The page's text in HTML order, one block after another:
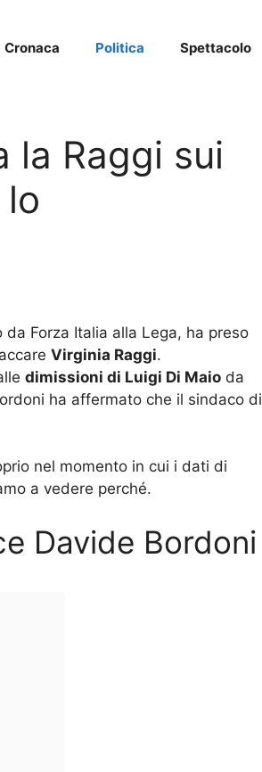
Cronaca Politica Spettacolo
la Raggi sui
Forza Italia alla Lega, ha preso
Virginia Raggi.
dimissioni di Luigi Di Maio da
ha affermato che il sindaco di
nel momento in cui i dati di
a vedere perché.
Davide Bordoni